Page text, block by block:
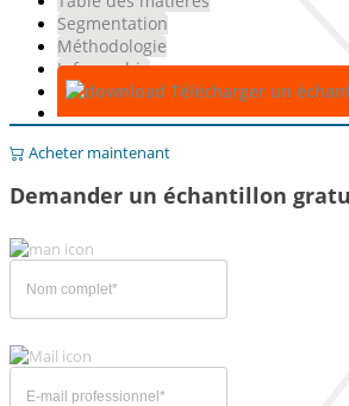
Segmentation
Méthodologie
Infographie
Télécharger un
Acheter maintenant
Demander un échantillon